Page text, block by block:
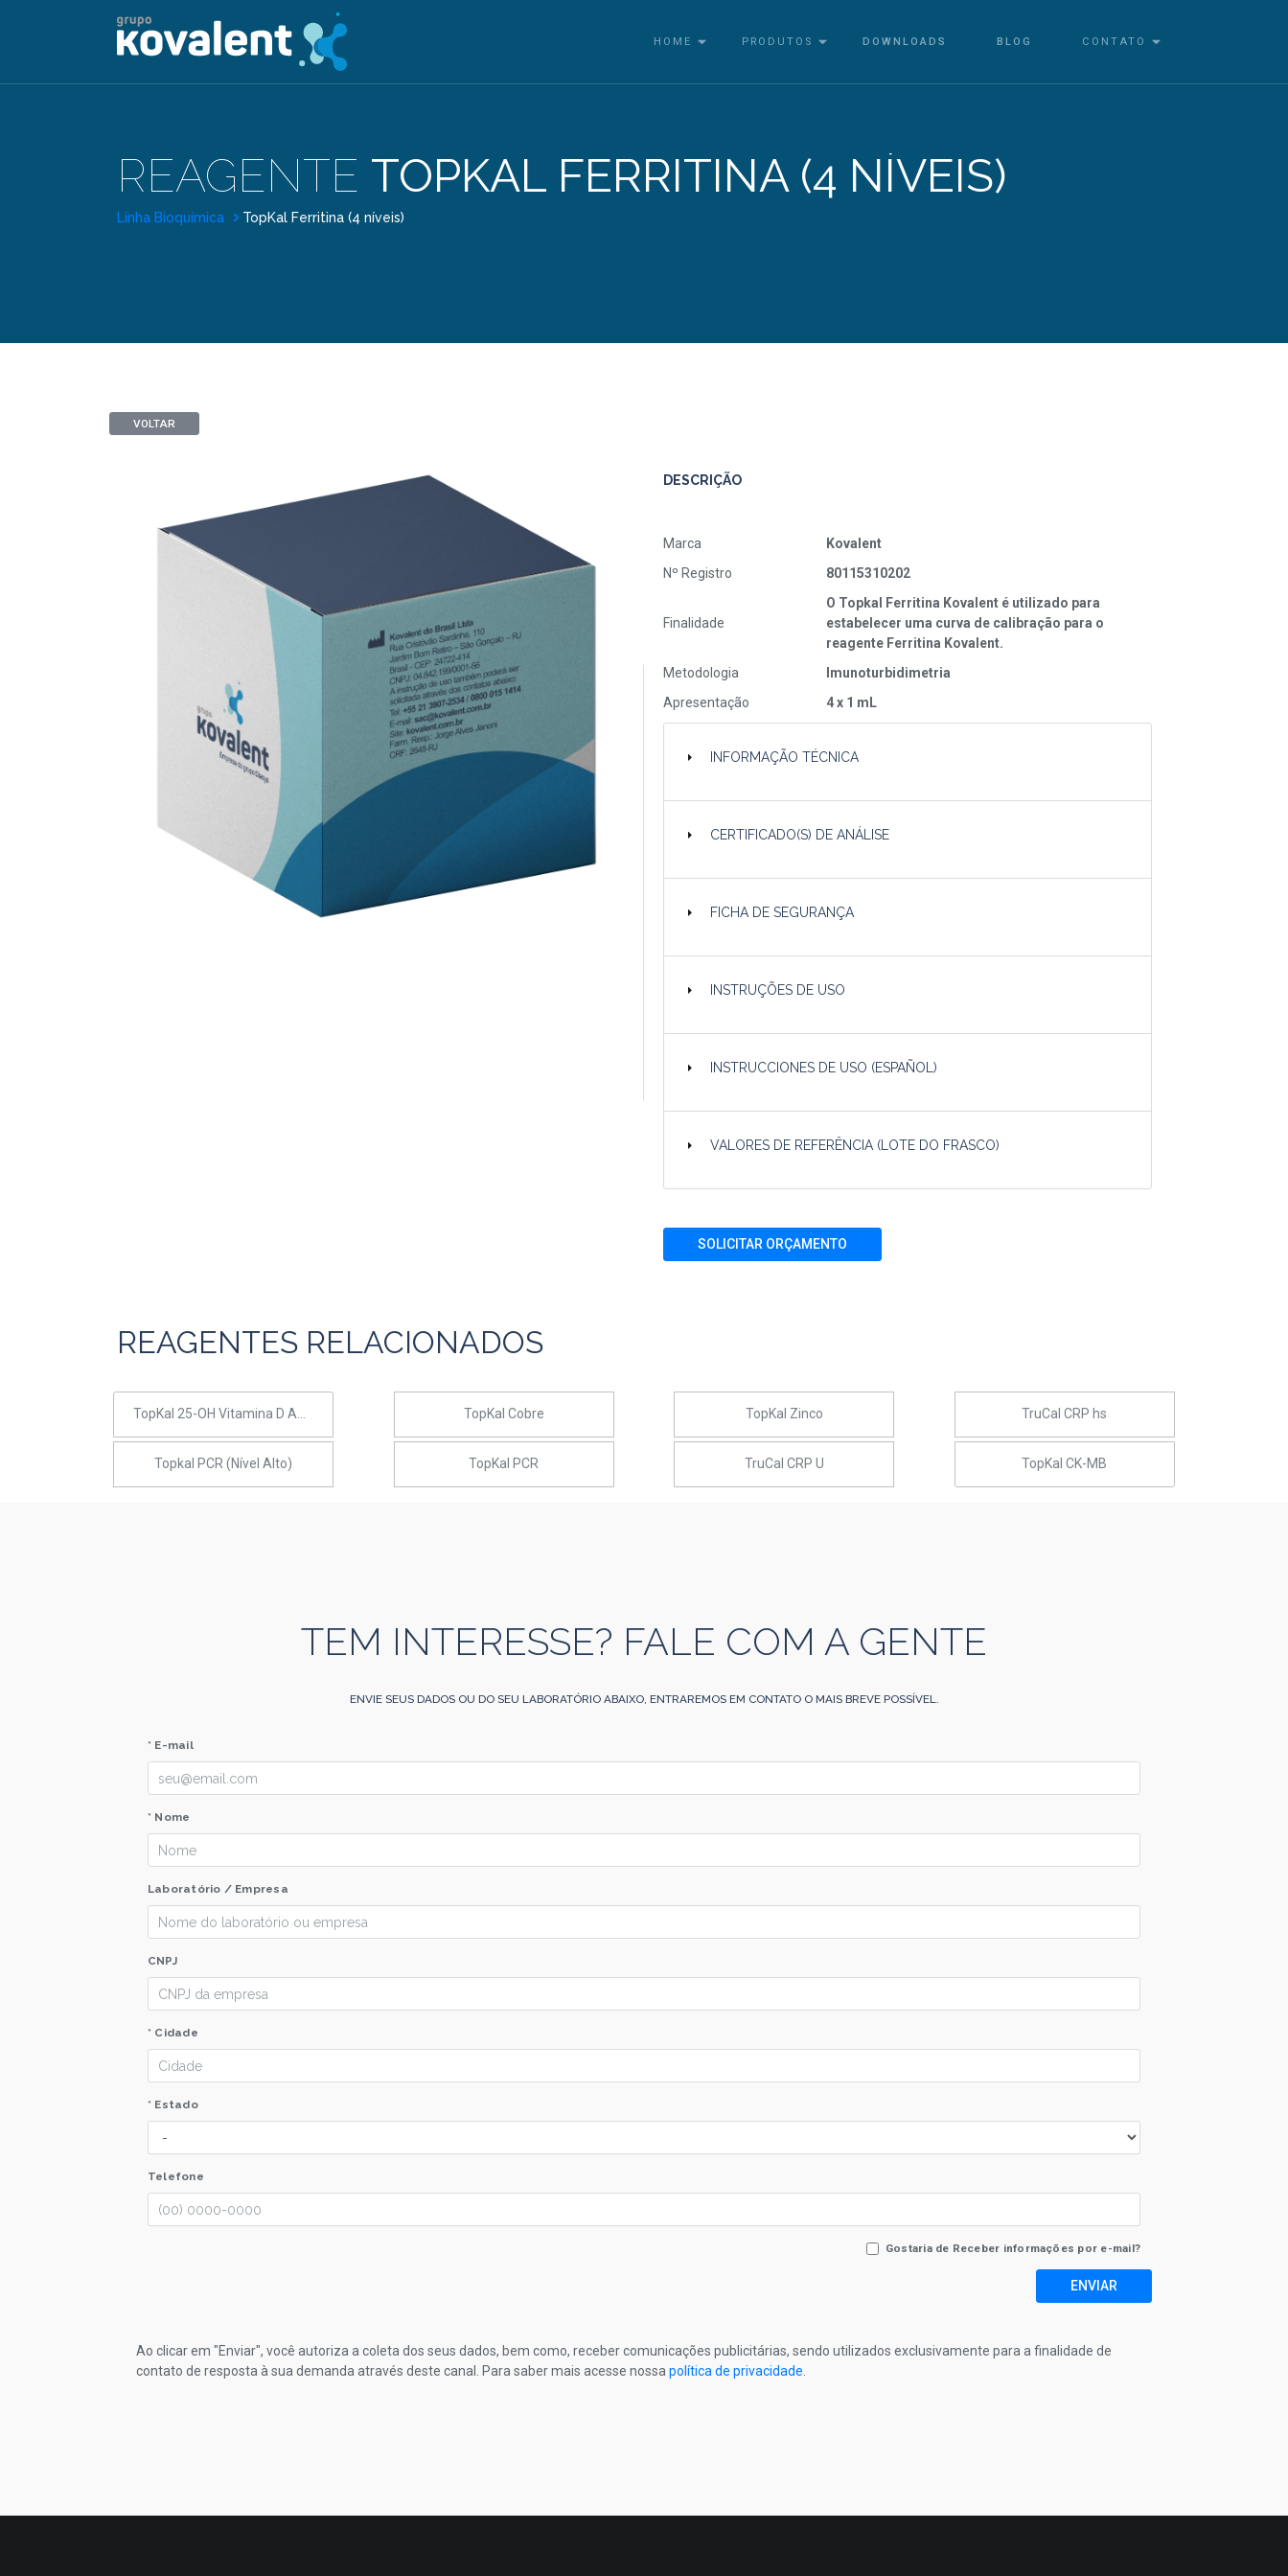
HOME PRODUTOS DOWNLOADS BLOG CONTATO
REAGENTE TOPKAL FERRITINA (4 NÍVEIS)
Linha Bioquímica TopKal Ferritina (4 níveis)
VOLTAR
DESCRIÇÃO
Marca
Kovalent
Nº Registro
80115310202
Finalidade
O Topkal Ferritina Kovalent é utilizado para
estabelecer uma curva de calibração para o
reagente Ferritina Kovalent.
Metodologia
Imunoturbidimetria
Apresentação
4 x 1 mL
INFORMAÇÃO TÉCNICA
CERTIFICADO(S) DE ANÁLISE
FICHA DE SEGURANÇA
INSTRUÇÕES DE USO
INSTRUCCIONES DE USO (ESPAÑOL)
VALORES DE REFERÊNCIA (LOTE DO FRASCO)
SOLICITAR ORÇAMENTO
REAGENTES RELACIONADOS
TopKal Cobre TopKal Zinco TruCal CRP hs
Topkal PCR (Nível Alto) TopKal PCR TruCal CRP U TopKal CK-MB
TEM INTERESSE? FALE COM A GENTE
ENVIE SEUS DADOS OU DO SEU LABORATÓRIO ABAIXO, ENTRAREMOS EM CONTATO O MAIS BREVE POSSÍVEL.
* E-mail
* Nome
Laboratório / Empresa
CNPJ
* Cidade
* Estado
Telefone
Gostaria de Receber informações por e-mail?
ENVIAR
Ao clicar em "Enviar", você autoriza a coleta dos seus dados, bem como, receber comunicações publicitárias, sendo utilizados exclusivamente para a finalidade de
contato de resposta à sua demanda através deste canal. Para saber mais acesse nossa política de privacidade